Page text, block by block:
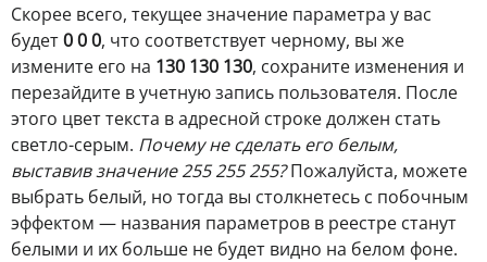
Скорее всего, текущее значение параметра у вас
будет0 0 0, что соответствует черному, вы же
измените его на 130 130 130, сохраните изменения и
перезайдите в учетную запись пользователя. После
этого цвет текста в адресной строке должен стать
светло-серым. Почему не сделать его белым,
выставив значение 255 255 255?Пожалуйста, можете
выбрать белый, но тогда вы столкнетесь с побочным
эффектом — названия параметров в реестре станут
белыми и их больше не будет видно на белом фоне.